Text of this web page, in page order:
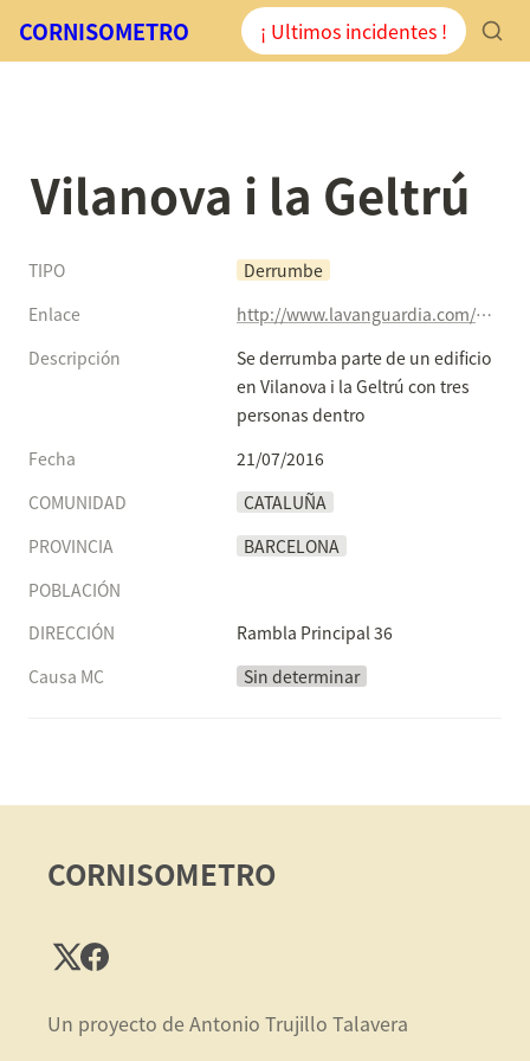
CORNISOMETRO ¡ Ultimos incidentes !
Vilanova i la Geltrú
TIPO
Derrumbe
Enlace
http://www.lavanguardia.com/local/vilanova/20160721/403371963126/derrumba-edificio-vilanova-i-geltru.html
Descripción
Se derrumba parte de un edificio
en Vilanova i la Geltrú con tres
personas dentro
Fecha
21/07/2016
COMUNIDAD
CATALUÑA
PROVINCIA
BARCELONA
POBLACIÓN
DIRECCIÓN
Rambla Principal 36
Causa MC
Sin determinar
CORNISOMETRO
Un proyecto de Antonio Trujillo Talavera